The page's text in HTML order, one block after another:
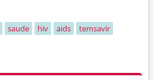
saude hiv aids temsavir